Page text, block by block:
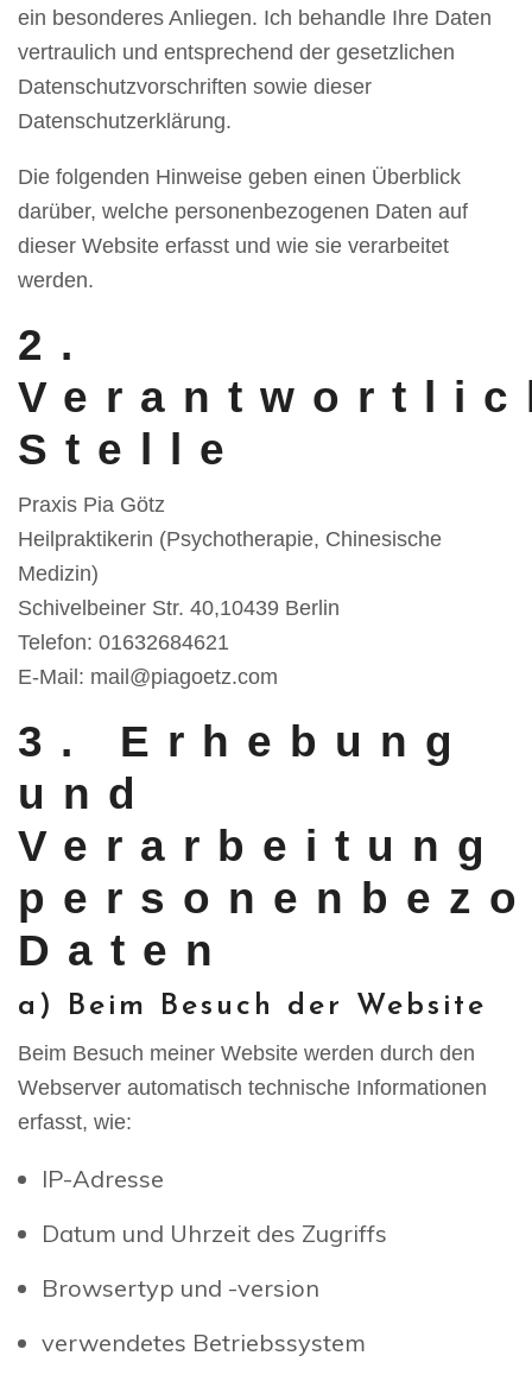
ein besonderes Anliegen. Ich behandle Ihre Daten
vertraulich und entsprechend der gesetzlichen
Datenschutzvorschriften sowie dieser
Datenschutzerklärung.
Die folgenden Hinweise geben einen Überblick
darüber, welche personenbezogenen Daten auf
dieser Website erfasst und wie sie verarbeitet
werden.
2.
Stelle
Praxis Pia Götz
Heilpraktikerin (Psychotherapie, Chinesische
Medizin)
Schivelbeiner Str. 40,10439 Berlin
Telefon: 01632684621
E-Mail: mail@piagoetz.com
3. Erhebung
und
Verarbeitung
Daten
a) Beim Besuch der Website
Beim Besuch meiner Website werden durch den
Webserver automatisch technische Informationen
erfasst, wie:
IP-Adresse
Datum und Uhrzeit des Zugriffs
Browsertyp und -version
verwendetes Betriebssystem